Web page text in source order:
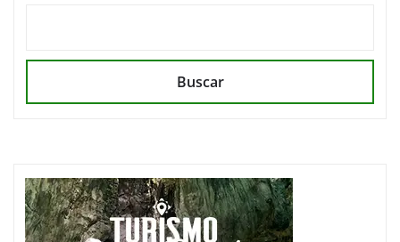
Buscar